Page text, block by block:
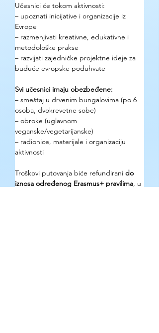
Učesnici će tokom aktivnosti:
– upoznati inicijative i organizacije iz
Evrope
– razmenjivati kreativne, edukativne i
metodološke prakse
– razvijati zajedničke projektne ideje za
buduće evropske poduhvate
Svi učesnici imaju obezbeđene:
– smeštaj u drvenim bungalovima (po 6
osoba, dvokrevetne sobe)
– obroke (uglavnom
veganske/vegetarijanske)
– radionice, materijale i organizaciju
aktivnosti
Troškovi putovanja biće refundirani do
iznosa određenog Erasmus+ pravilima, u